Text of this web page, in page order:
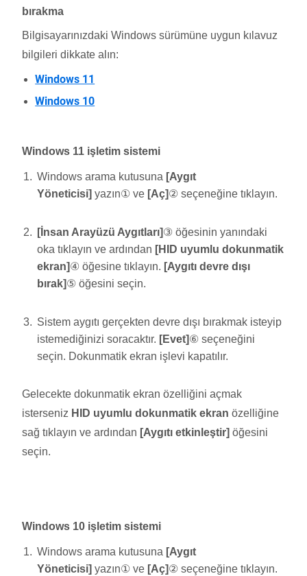
bırakma
Bilgisayarınızdaki Windows sürümüne uygun kılavuz
bilgileri dikkate alın:
Windows 11
Windows 10
Windows 11 işletim sistemi
Windows arama kutusuna [Aygıt
Yöneticisi] yazın① ve [Aç]② seçeneğine tıklayın.
[İnsan Arayüzü Aygıtları]③ öğesinin yanındaki
oka tıklayın ve ardından [HID uyumlu dokunmatik
ekran]④ öğesine tıklayın. [Aygıtı devre dışı
bırak]⑤ öğesini seçin.
Sistem aygıtı gerçekten devre dışı bırakmak isteyip
istemediğinizi soracaktır. [Evet]⑥ seçeneğini
seçin. Dokunmatik ekran işlevi kapatılır.
Gelecekte dokunmatik ekran özelliğini açmak
isterseniz HID uyumlu dokunmatik ekran özelliğine
sağ tıklayın ve ardından [Aygıtı etkinleştir] öğesini
seçin.
Windows 10 işletim sistemi
Windows arama kutusuna [Aygıt
Yöneticisi] yazın① ve [Aç]② seçeneğine tıklayın.